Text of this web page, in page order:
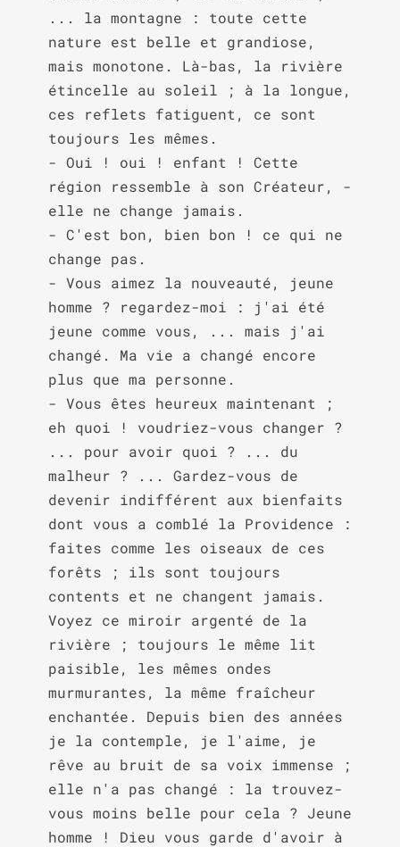
... la montagne : toute cette
nature est belle et grandiose,
mais monotone. Là-bas, la rivière
étincelle au soleil ; à la longue,
ces reflets fatiguent, ce sont
toujours les mêmes.
- Oui ! oui ! enfant ! Cette
région ressemble à son Créateur, -
elle ne change jamais.
- C'est bon, bien bon ! ce qui ne
change pas.
- Vous aimez la nouveauté, jeune
homme ? regardez-moi : j'ai été
jeune comme vous, ... mais j'ai
changé. Ma vie a changé encore
plus que ma personne.
- Vous êtes heureux maintenant ;
eh quoi ! voudriez-vous changer ?
... pour avoir quoi ? ... du
malheur ? ... Gardez-vous de
devenir indifférent aux bienfaits
dont vous a comblé la Providence :
faites comme les oiseaux de ces
forêts ; ils sont toujours
contents et ne changent jamais.
Voyez ce miroir argenté de la
rivière ; toujours le même lit
paisible, les mêmes ondes
murmurantes, la même fraîcheur
enchantée. Depuis bien des années
je la contemple, je l'aime, je
rêve au bruit de sa voix immense ;
elle n'a pas changé : la trouvez-
vous moins belle pour cela ? Jeune
homme ! Dieu vous garde d'avoir à